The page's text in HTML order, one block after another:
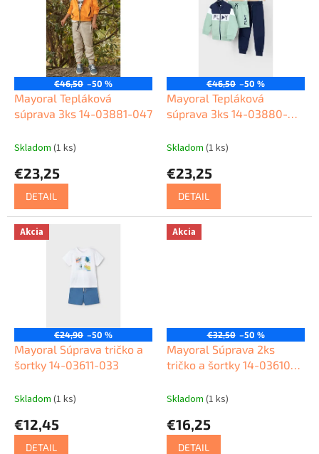
€46,50 –50 %
Mayoral Tepláková
súprava 3ks 14-03881-047
Skladom (1 ks)
€23,25
DETAIL
€46,50 –50 %
Mayoral Tepláková
súprava 3ks 14-03880-
Skladom (1 ks)
€23,25
DETAIL
Akcia
€24,90 –50 %
Mayoral Súprava tričko a
šortky 14-03611-033
Skladom (1 ks)
€12,45
DETAIL
Akcia
€32,50 –50 %
Mayoral Súprava 2ks
tričko a šortky 14-03610-
Skladom (1 ks)
€16,25
DETAIL